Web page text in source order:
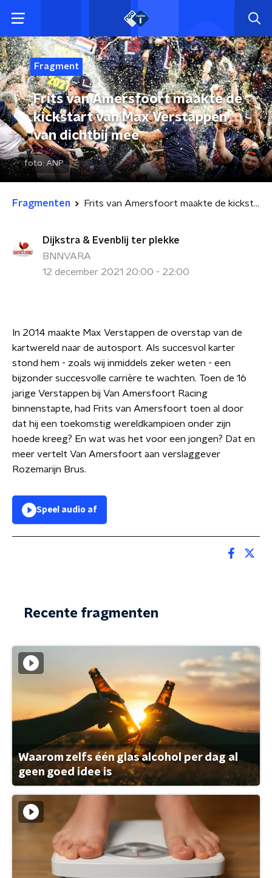
Fragment
Frits van Amersfoort maakte de
kickstart van Max Verstappen
van dichtbij mee
foto: ANP
Fragmenten Frits van Amersfoort maakte de kickstart van Max Verstappen van dichtbij mee
Dijkstra & Evenblij ter plekke
BNNVARA
12 december 2021 20:00 - 22:00
In 2014 maakte Max Verstappen de overstap van de
kartwereld naar de autosport. Als succesvol karter
stond hem - zoals wij inmiddels zeker weten - een
bijzonder succesvolle carrière te wachten. Toen de 16
jarige Verstappen bij Van Amersfoort Racing
binnenstapte, had Frits van Amersfoort toen al door
dat hij een toekomstig wereldkampioen onder zijn
hoede kreeg? En wat was het voor een jongen? Dat en
meer vertelt Van Amersfoort aan verslaggever
Rozemarijn Brus.
Speel audio af
Recente fragmenten
Waarom zelfs één glas alcohol per dag al
geen goed idee is